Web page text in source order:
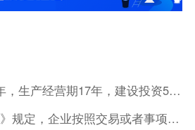
某建设项目建设期3年，生产经营期17年，建设投资5500万元
我国《企业会计准则》规定，企业按照交易或者事项的经济特征确定